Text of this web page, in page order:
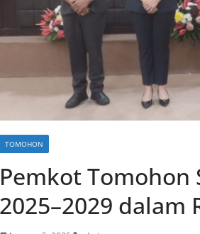
TOMOHON
Pemkot Tomohon
2025–2029 dalam